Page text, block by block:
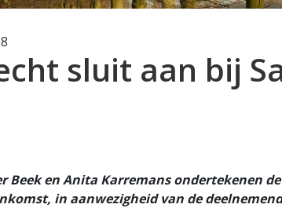
sluit aan bij
Beek en Anita Karremans ondertekenen de
in aanwezigheid van de